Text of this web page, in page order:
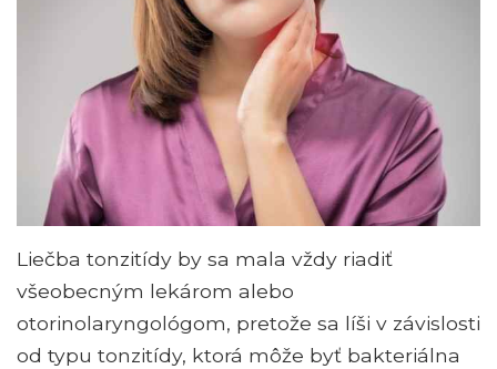
Liečba tonzitídy by sa mala vždy riadiť
všeobecným lekárom alebo
otorinolaryngológom, pretože sa líši v závislosti
od typu tonzitídy, ktorá môže byť bakteriálna